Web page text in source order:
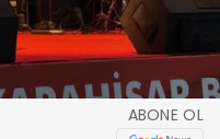
ABONE OL